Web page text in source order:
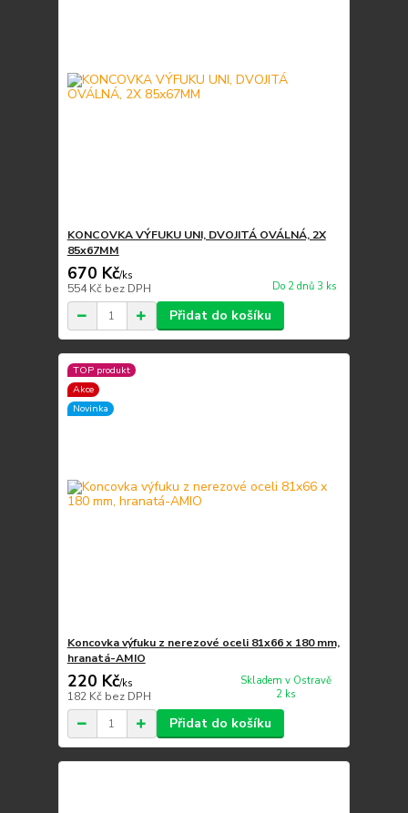
KONCOVKA VÝFUKU UNI, DVOJITÁ OVÁLNÁ, 2X
85x67MM
670 Kč/ks
554 Kč bez DPH Do 2 dnů 3 ks
Přidat do košíku
TOP produkt
Akce
Novinka
Koncovka výfuku z nerezové oceli 81x66 x 180 mm,
hranatá-AMIO
220 Kč/ks
182 Kč bez DPH
Skladem v Ostravě
2 ks
Přidat do košíku